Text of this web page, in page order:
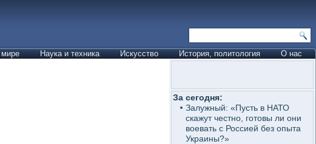
Наука и техника Искусство История, политология О нас
За сегодня:
Залужный: «Пусть в НАТО
скажут честно, готовы ли они
воевать с Россией без опыта
Украины?»